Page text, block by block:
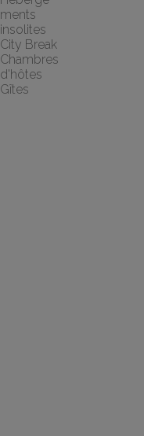
ments
insolites
City Break
Chambres
d'hôtes
Gîtes